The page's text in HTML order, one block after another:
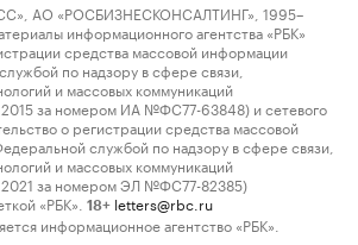
АО «РОСБИЗНЕСКОНСАЛТИНГ», 1995–
информационного агентства «РБК»
средства массовой информации
по надзору в сфере связи,
и массовых коммуникаций
за номером ИА №ФС77-63848) и сетевого
о регистрации средства массовой
службой по надзору в сфере связи,
и массовых коммуникаций
за номером ЭЛ №ФС77-82385)
«РБК».
18+ letters@rbc.ru
информационное агентство «РБК».